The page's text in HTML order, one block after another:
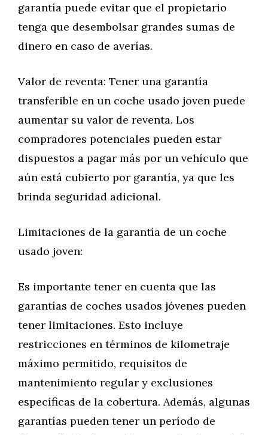
garantía puede evitar que el propietario
tenga que desembolsar grandes sumas de
dinero en caso de averías.
Valor de reventa: Tener una garantía
transferible en un coche usado joven puede
aumentar su valor de reventa. Los
compradores potenciales pueden estar
dispuestos a pagar más por un vehículo que
aún está cubierto por garantía, ya que les
brinda seguridad adicional.
Limitaciones de la garantía de un coche
usado joven:
Es importante tener en cuenta que las
garantías de coches usados jóvenes pueden
tener limitaciones. Esto incluye
restricciones en términos de kilometraje
máximo permitido, requisitos de
mantenimiento regular y exclusiones
específicas de la cobertura. Además, algunas
garantías pueden tener un período de